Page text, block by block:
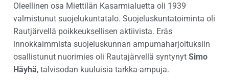
Oleellinen osa Miettilän Kasarmialuetta oli 1939
valmistunut suojelukuntatalo. Suojeluskuntatoiminta oli
Rautjärvellä poikkeuksellisen aktiivista. Eräs
innokkaimmista suojeluskunnan ampumaharjoituksiin
osallistunut nuorimies oli Rautajärvellä syntynyt Simo
Häyhä, talvisodan kuuluisia tarkka-ampuja.